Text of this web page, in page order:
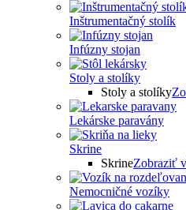
Inštrumentačný stolík
Infúzny stojan
Stoly a stolíky
Stoly a stolíky
Lekárske paravány
Skrine
SkrineZobraziť
Nemocničné vozíky